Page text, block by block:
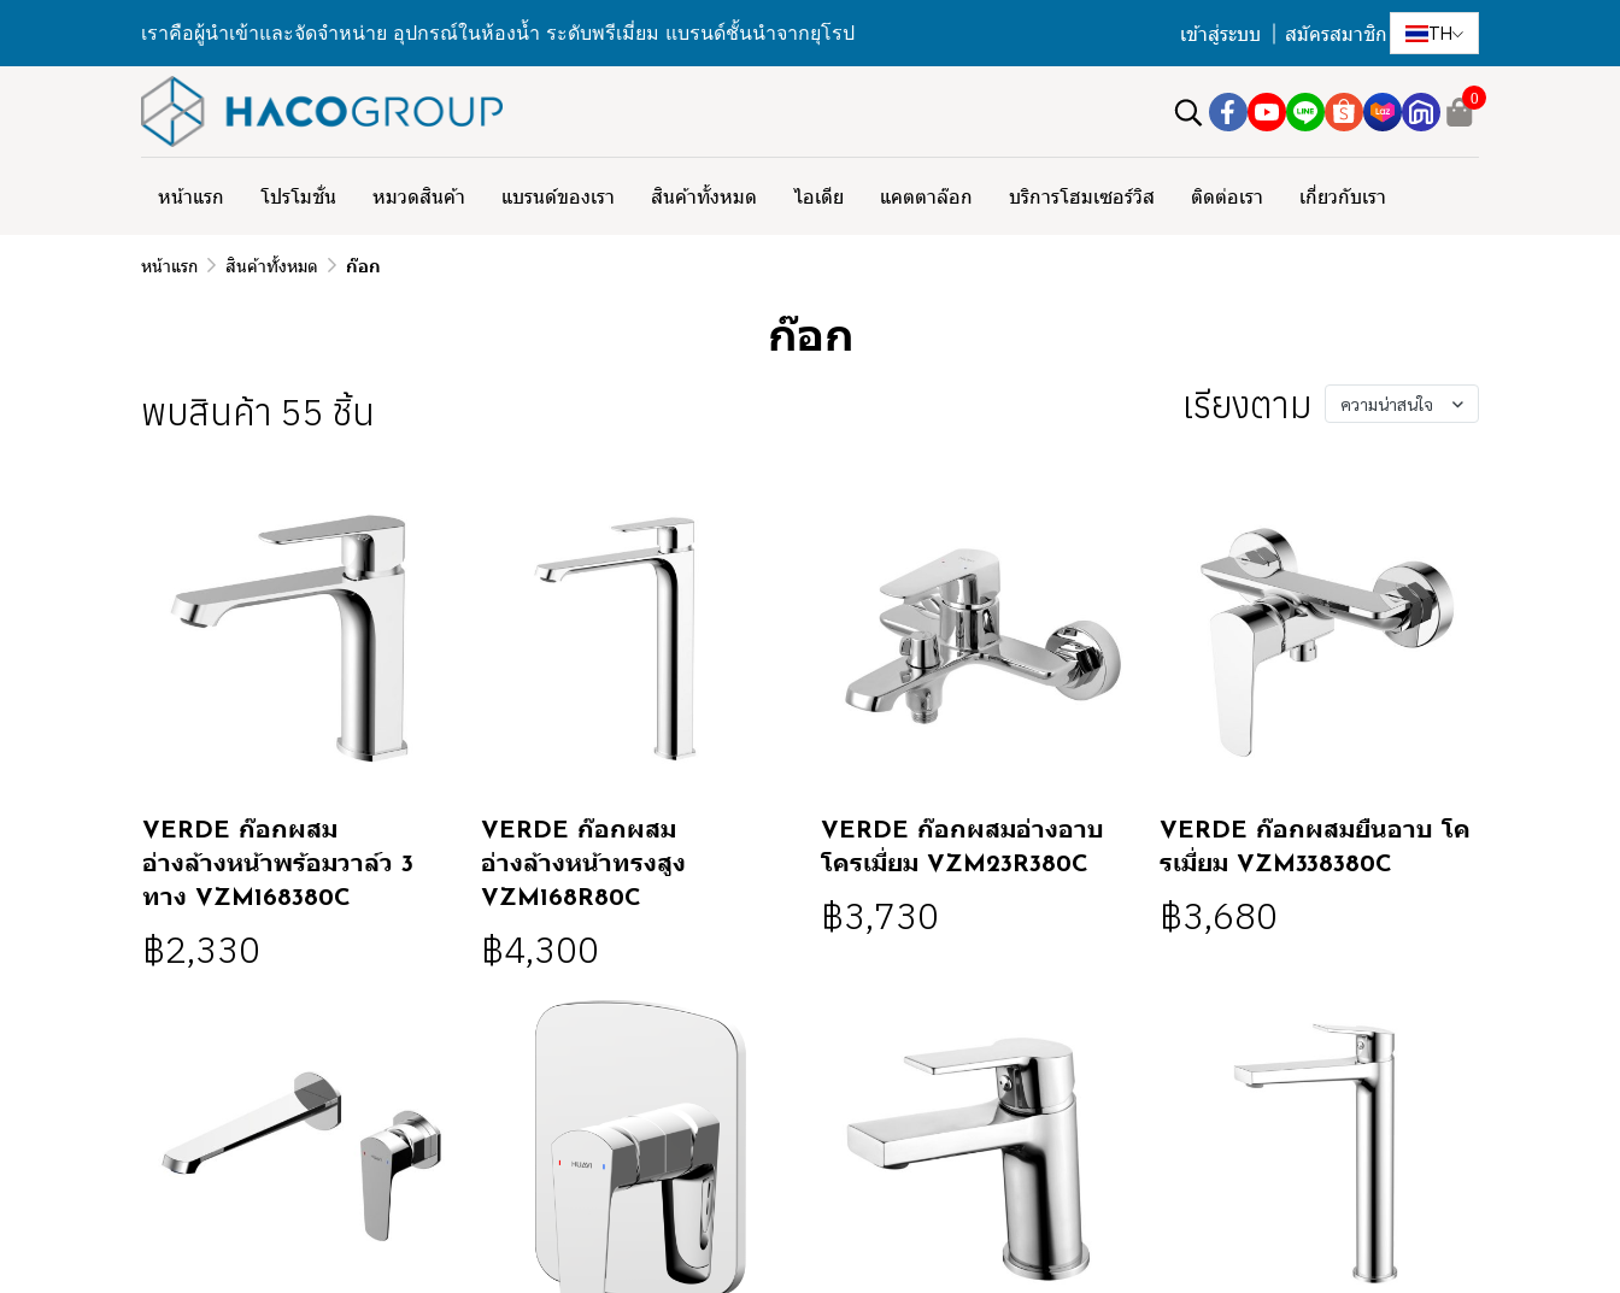
เราคือผู้นำเข้าและจัดจำหน่าย อุปกรณ์ในห้องน้ำ ระดับพรีเมี่ยม แบรนด์ชั้นนำจากยุโรป เข้าสู่ระบบ สมัครสมาชิก TH
0
หน้าแรก โปรโมชั่น หมวดสินค้า แบรนด์ของเรา สินค้าทั้งหมด ไอเดีย แคตตาล๊อก บริการโฮมเซอร์วิส ติดต่อเรา เกี่ยวกับเรา
หน้าแรก สินค้าทั้งหมด ก๊อก
ก๊อก
พบสินค้า 55 ชิ้น เรียงตาม ความน่าสนใจ
VERDE ก๊อกผสม
อ่างล้างหน้าพร้อมวาล์ว 3
ทาง VZM168380C
฿2,330
VERDE ก๊อกผสม
อ่างล้างหน้าทรงสูง
VZM168R80C
฿4,300
VERDE ก๊อกผสมอ่างอาบ
โครเมี่ยม VZM23R380C
฿3,730
VERDE ก๊อกผสมยืนอาบ โค
รเมี่ยม VZM338380C
฿3,680